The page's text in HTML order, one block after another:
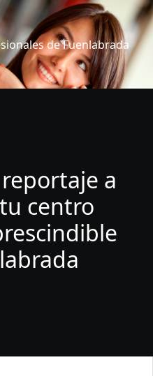
de Fuenlabrada
a
centro